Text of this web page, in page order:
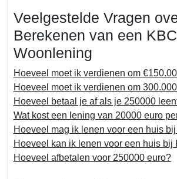
Veelgestelde Vragen
Berekenen van een KBC
Woonlening
Hoeveel moet ik verdienen om
Hoeveel moet ik verdienen om
Hoeveel betaal je af als je 250000
Wat kost een lening van 20000 euro
Hoeveel mag ik lenen voor een huis
Hoeveel kan ik lenen voor een huis bij
Hoeveel afbetalen voor 250000 euro?